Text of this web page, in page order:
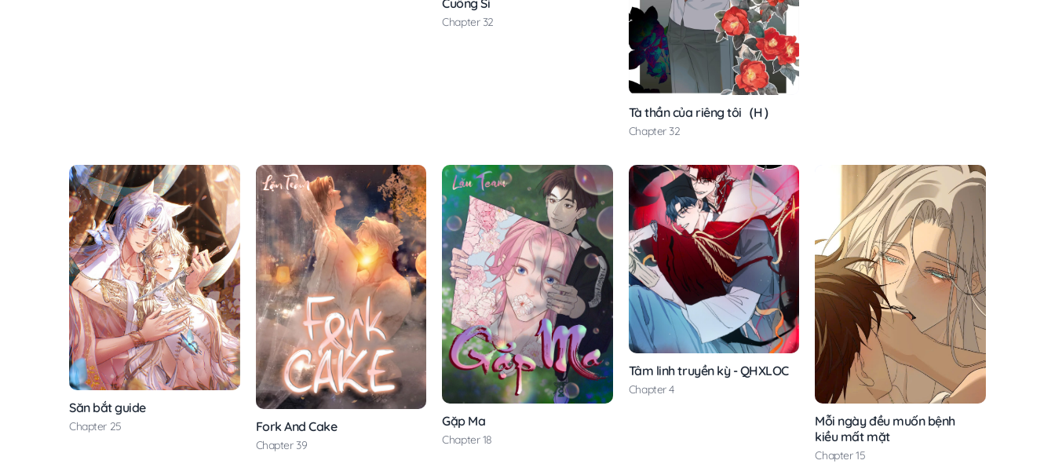
Chapter 32
Tà thần của riêng tôi（H）
Chapter 32
Săn bắt guide
Chapter 25 Fork And Cake
Chapter 39
Gặp Ma
Chapter 18
Tâm linh truyền kỳ - QHXLOC
Chapter 4
Mỗi ngày đều muốn bệnh
kiều mất mặt
Chapter 15